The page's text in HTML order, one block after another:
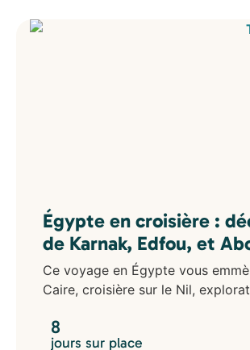
Égypte en croisière :
de Karnak, Edfou, et
Ce voyage en Égypte vous
Caire, croisière sur le Nil,
8
jours sur place